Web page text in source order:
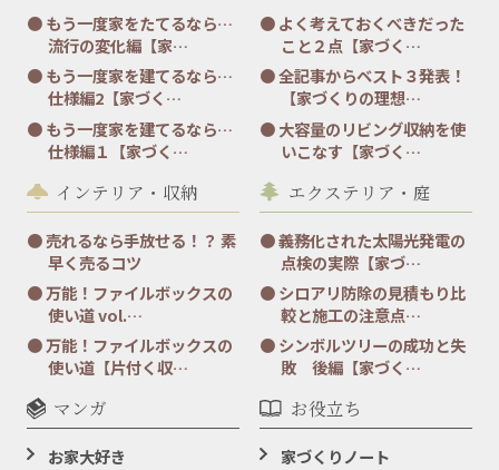
もう一度家をたてるなら…
流行の変化編【家…
もう一度家を建てるなら…
仕様編2【家づく…
もう一度家を建てるなら…
仕様編１【家づく…
よく考えておくべきだった
こと２点【家づく…
全記事からベスト３発表！
【家づくりの理想…
大容量のリビング収納を使
いこなす【家づく…
インテリア・収納
売れるなら手放せる！？ 素
早く売るコツ
万能！ファイルボックスの
使い道 vol.…
万能！ファイルボックスの
使い道【片付く収…
エクステリア・庭
義務化された太陽光発電の
点検の実際【家づ…
シロアリ防除の見積もり比
較と施工の注意点…
シンボルツリーの成功と失
敗 後編【家づく…
マンガ
お家大好き
お役立ち
家づくりノート